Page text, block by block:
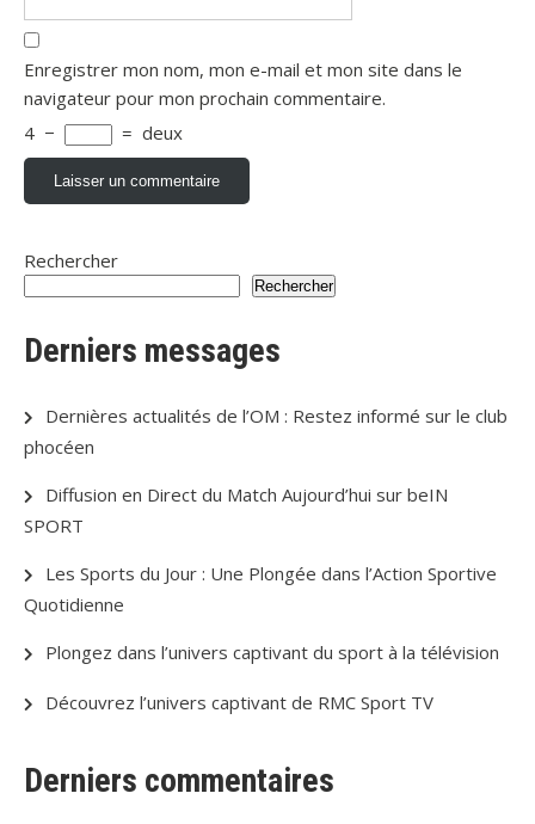
Enregistrer mon nom, mon e-mail et mon site dans le
navigateur pour mon prochain commentaire.
4 − = deux
Rechercher
Rechercher
Derniers messages
Dernières actualités de l’OM : Restez informé sur le club
phocéen
Diffusion en Direct du Match Aujourd’hui sur beIN
SPORT
Les Sports du Jour : Une Plongée dans l’Action Sportive
Quotidienne
Plongez dans l’univers captivant du sport à la télévision
Découvrez l’univers captivant de RMC Sport TV
Derniers commentaires